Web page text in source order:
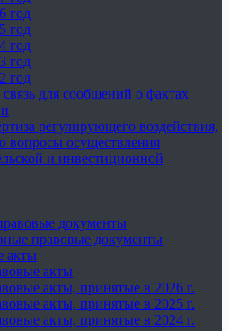
год
год
год
год
год
для сообщений о фактах
регулирующего воздействия,
вопросы осуществления
и инвестиционной
документы
правовые документы
акты
акты
акты, принятые в 2026 г.
акты, принятые в 2025 г.
акты, принятые в 2024 г.